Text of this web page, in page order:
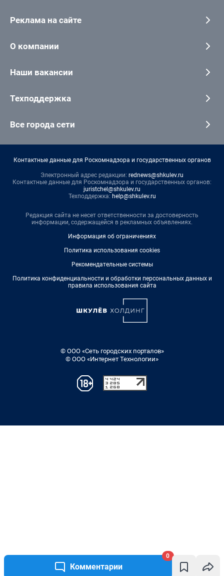
Комментарии
0
Реклама на сайте
О компании
Наши вакансии
Техподдержка
Все города сети
Контактные данные для Роскомнадзора и государственных органов
Электронный адрес редакции: rednews@shkulev.ru
Контактные данные для Роскомнадзора и государственных органов:
juristchel@shkulev.ru
Техподдержка: help@shkulev.ru
Редакция сайта не несет ответственности за достоверность
информации, содержащейся в рекламных объявлениях.
Информация об ограничениях
Политика использования cookies
Рекомендательные системы
Политика конфиденциальности и обработки персональных данных и
правила использования сайта
© ООО «Сеть городских порталов»
© ООО «Интернет Технологии»